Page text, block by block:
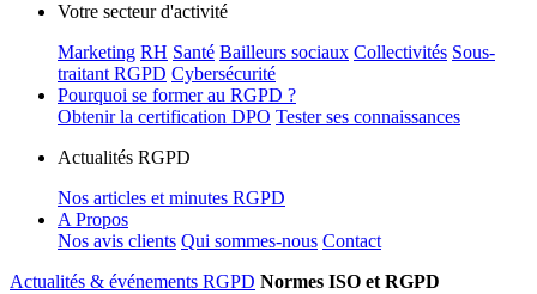
Votre secteur d'activité
Marketing RH Santé Bailleurs sociaux Collectivités Sous-
traitant RGPD Cybersécurité
Pourquoi se former au RGPD ?
Obtenir la certification DPO Tester ses connaissances
Actualités RGPD
Nos articles et minutes RGPD
A Propos
Nos avis clients Qui sommes-nous Contact
Actualités & événements RGPD Normes ISO et RGPD